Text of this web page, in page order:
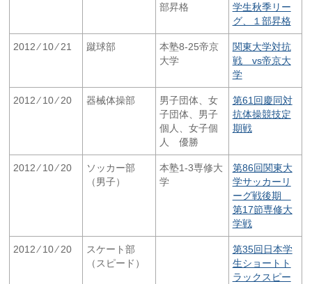
部昇格
学生秋季リー
グ、１部昇格
2012 ⁄ 10 ⁄ 21 蹴球部
本塾8-25帝京
大学
関東大学対抗
戦 vs帝京大
学
2012 ⁄ 10 ⁄ 20 器械体操部
男子団体、女
子団体、男子
個人、女子個
人 優勝
第61回慶同対
抗体操競技定
期戦
2012 ⁄ 10 ⁄ 20
ソッカー部
（男子）
本塾1-3専修大
学
第86回関東大
学サッカーリ
ーグ戦後期
第17節専修大
学戦
2012 ⁄ 10 ⁄ 20
スケート部
（スピード）
第35回日本学
生ショートト
ラックスピー